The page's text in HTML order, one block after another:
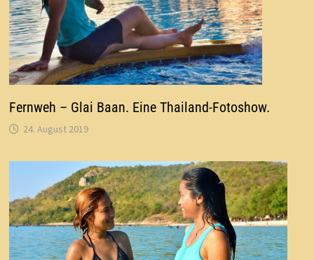
Fernweh – Glai Baan. Eine Thailand-Fotoshow.
24. August 2019